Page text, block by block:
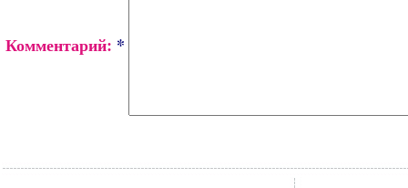
Комментарий: *